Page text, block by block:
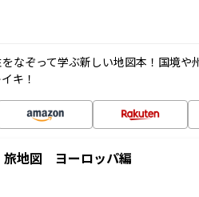
なぞって学ぶ新しい地図本！国境や
キ！
地図 ヨーロッパ編